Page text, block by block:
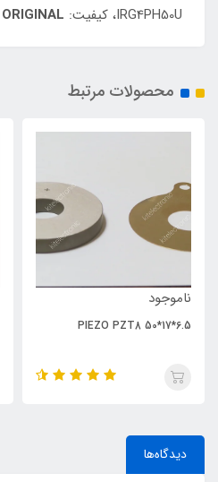
IRG4PH50U، کیفیت:
ORIGINAL
محصولات مرتبط
ناموجود
PIEZO PZT8 50*17*6.5
دیدگاه‌ها